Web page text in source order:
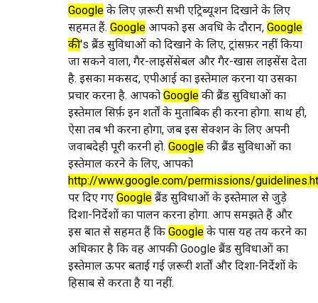
Google के लिए ज़रूरी सभी एट्रिब्यूशन दिखाने के लिए
सहमत हैं. Google आपको इस अवधि के दौरान, Google
की's ब्रैंड सुविधाओं को दिखाने के लिए, ट्रांसफ़र नहीं किया
जा सकने वाला, गैर-लाइसेंसेबल और गैर-खास लाइसेंस देता
है. इसका मकसद, एपीआई का इस्तेमाल करना या उसका
प्रचार करना है. आपको Google की ब्रैंड सुविधाओं का
इस्तेमाल सिर्फ़ इन शर्तों के मुताबिक ही करना होगा. साथ ही,
ऐसा तब भी करना होगा, जब इस सेक्शन के लिए अपनी
जवाबदेही पूरी करनी हो. Google की ब्रैंड सुविधाओं का
इस्तेमाल करने के लिए, आपको
http://www.google.com/permissions/
पर दिए गए Google ब्रैंड सुविधाओं के इस्तेमाल से जुड़े
दिशा-निर्देशों का पालन करना होगा. आप समझते हैं और
इस बात से सहमत हैं कि Google के पास यह तय करने का
अधिकार है कि वह आपकीGoogle ब्रैंड सुविधाओं का
इस्तेमाल ऊपर बताई गई ज़रूरी शर्तों और दिशा-निर्देशों के
हिसाब से करता है या नहीं.